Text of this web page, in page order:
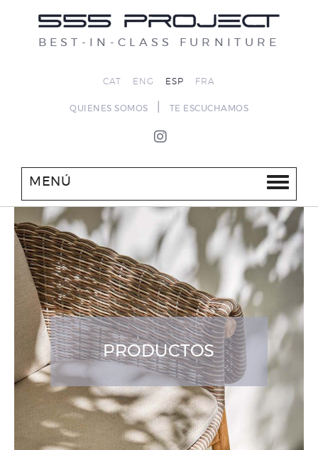
BEST-IN-CLASS FURNITURE
CAT ENG ESP FRA
QUIENES SOMOS TE ESCUCHAMOS
MENÚ
PRODUCTOS